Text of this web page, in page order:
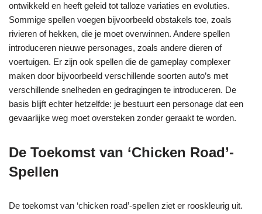
ontwikkeld en heeft geleid tot talloze variaties en evoluties.
Sommige spellen voegen bijvoorbeeld obstakels toe, zoals
rivieren of hekken, die je moet overwinnen. Andere spellen
introduceren nieuwe personages, zoals andere dieren of
voertuigen. Er zijn ook spellen die de gameplay complexer
maken door bijvoorbeeld verschillende soorten auto’s met
verschillende snelheden en gedragingen te introduceren. De
basis blijft echter hetzelfde: je bestuurt een personage dat een
gevaarlijke weg moet oversteken zonder geraakt te worden.
De Toekomst van ‘Chicken Road’-
Spellen
De toekomst van ‘chicken road’-spellen ziet er rooskleurig uit.